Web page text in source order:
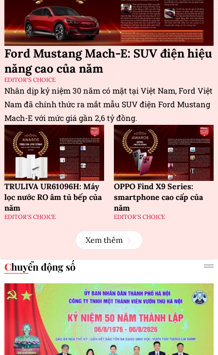
Ford Mustang Mach-E: SUV điện hiệu
năng cao của năm
EDITOR'S CHOICE
Nhân dịp kỷ niệm 30 năm có mặt tại Việt Nam, Ford Việt
Nam đã chính thức ra mắt mẫu SUV điện Ford Mustang
Mach-E với mức giá gần 2,6 tỷ đồng.
TRULIVA UR61096H: Máy
lọc nước RO âm tủ bếp của
năm
EDITOR'S CHOICE
OPPO Find X9 Series:
smartphone cao cấp của
năm
EDITOR'S CHOICE
Xem thêm
Chuyển động số